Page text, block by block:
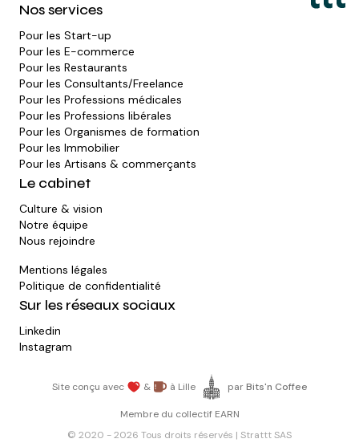
Nos services
Pour les Start-up
Pour les E-commerce
Pour les Restaurants
Pour les Consultants/Freelance
Pour les Professions médicales
Pour les Professions libérales
Pour les Organismes de formation
Pour les Immobilier
Pour les Artisans & commerçants
Le cabinet
Culture & vision
Notre équipe
Nous rejoindre
Mentions légales
Politique de confidentialité
Sur les réseaux sociaux
Linkedin
Instagram
Site conçu avec & à Lille parBits'n Coffee
Membre du collectif EARN
© 2020 -2026 Tous droits réservés | Strattt SAS